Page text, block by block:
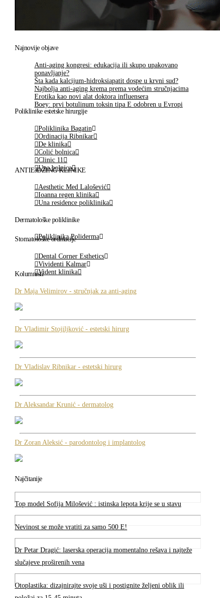
Najnovije objave
Anti-aging kongresi: edukacija ili skupo upakovano
ponavljanje?
Šta kada kalcijum-hidroksiapatit dospe u krvni sud?
Najbolja anti-aging krema prema vodećim stručnjacima
Erotika kao novi alat doktora influensera
Boey: prvi botulinum toksin tipa E odobren u Evropi
Poliklinike estetske hirurgije
Poliklinika Bagatin
Ordinacija Ribnikar
De klinika
Colić bolnica
Clinic 11
Una bolnica
ANTIEJDŽING KLINIKE
Aesthetic Med Lalošević
Ioanna regen klinika
Una residence poliklinika
Dermatološke poliklinike
Poliklinika Poliderma
Stomatološke ordinacije
Dental Corner Esthetics
Vividenti Kalmar
Vident klinika
Kolumnisti
Dr Maja Velimirov - stručnjak za anti-aging
Dr Vladimir Stojiljković - estetski hirurg
Dr Vladislav Ribnikar - estetski hirurg
Dr Aleksandar Krunić - dermatolog
Dr Zoran Aleksić - parodontolog i implantolog
Najčitanije
Top model Sofija Milošević : istinska lepota krije se u stavu
Nevinost se može vratiti za samo 500 E!
Dr Petar Dragić: laserska operacija momentalno rešava i najteže
slučajeve proširenih vena
Otoplastika: dizajnirajte svoje uši i postignite željeni oblik ili